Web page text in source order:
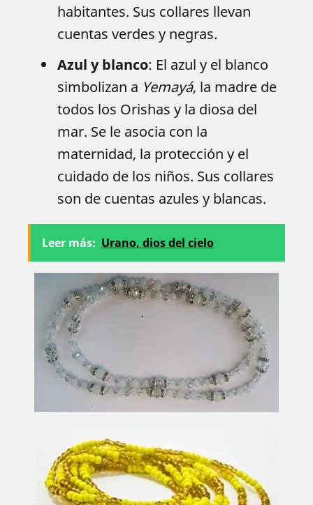
habitantes. Sus collares llevan
cuentas verdes y negras.
Azul y blanco: El azul y el blanco
simbolizan a Yemayá, la madre de
todos los Orishas y la diosa del
mar. Se le asocia con la
maternidad, la protección y el
cuidado de los niños. Sus collares
son de cuentas azules y blancas.
Leer más: Urano, dios del cielo